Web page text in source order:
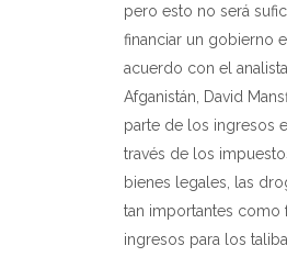
pero esto no será
financiar un gobierno
acuerdo con el
Afganistán, David
parte de los ingresos
través de los
bienes legales, las
tan importantes como
ingresos para los